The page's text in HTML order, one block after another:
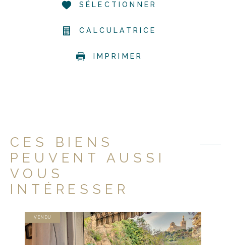
SÉLECTIONNER
CALCULATRICE
IMPRIMER
CES BIENS
PEUVENT AUSSI
VOUS
INTÉRESSER
VENDU